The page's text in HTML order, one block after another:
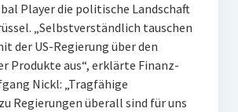
Player die politische Landschaft
„Selbstverständlich tauschen
der US-Regierung über den
Produkte aus“, erklärte Finanz-
Nickl: „Tragfähige
Regierungen überall sind für uns